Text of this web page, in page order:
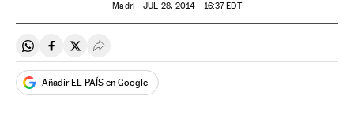
Madri -JUL 28, 2014 - 16:37EDT
Compartir en Whatsapp
Compartir en Facebook
Compartir en Twitter
Desplegar Redes Sociales
Añadir EL PAÍS en Google